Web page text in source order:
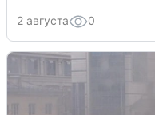
2 августа 0